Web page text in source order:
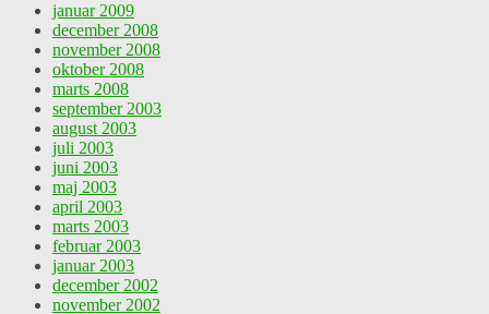
januar 2009
december 2008
november 2008
oktober 2008
marts 2008
september 2003
august 2003
juli 2003
juni 2003
maj 2003
april 2003
marts 2003
februar 2003
januar 2003
december 2002
november 2002